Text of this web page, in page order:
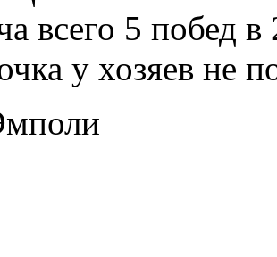
всего 5 побед
у хозяев не